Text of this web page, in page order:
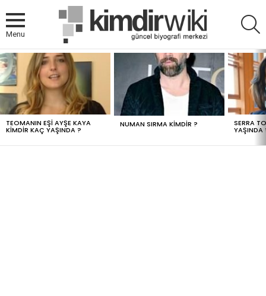
Menu
MOST
VIEWED
STORIES
TEOMANIN EŞI AYŞE KAYA
KIMDIR KAÇ YAŞINDA ?
NUMAN SIRMA KIMDIR ? SERRA
YAŞINDA